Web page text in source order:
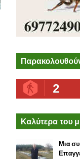
2
Καλύτερα του
Μια